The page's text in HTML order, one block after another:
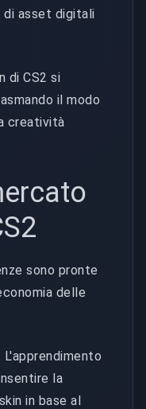
di asset digitali
di CS2 si
il modo
creatività
sono pronte
delle
L'apprendimento
la
in base al